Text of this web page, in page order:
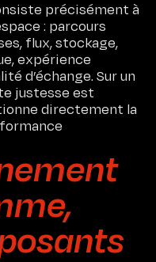
précisément à
: parcours
flux, stockage,
expérience
d’échange. Sur un
justesse est
directement la